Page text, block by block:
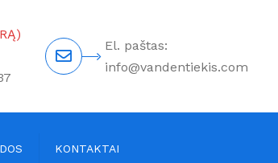
El. paštas:
info@vandentiekis.com
KONTAKTAI